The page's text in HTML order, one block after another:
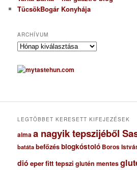
TücsökBogár Konyhája
ARCHÍVUM
A
c
h
u
LEGTÖBBET KERESETT KIFEJEZÉSEK
almaa nagyik tepszijéből
batáta befőzésblogkóstoló Boros
dió eperfitt tepszi glutén mentes